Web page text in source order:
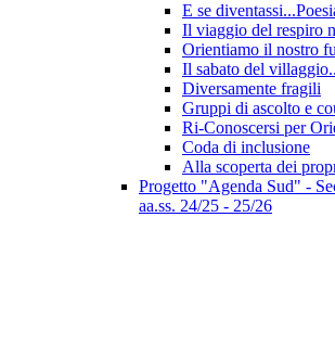
E se
Il viaggio del respiro
Orientiamo il nostro
Il sabato del
Diversamente fragili
Gruppi di ascolto e
Ri-Conoscersi per
Coda di inclusione
Alla scoperta dei
Progetto "Agenda Sud" -
aa.ss. 24/25 - 25/26